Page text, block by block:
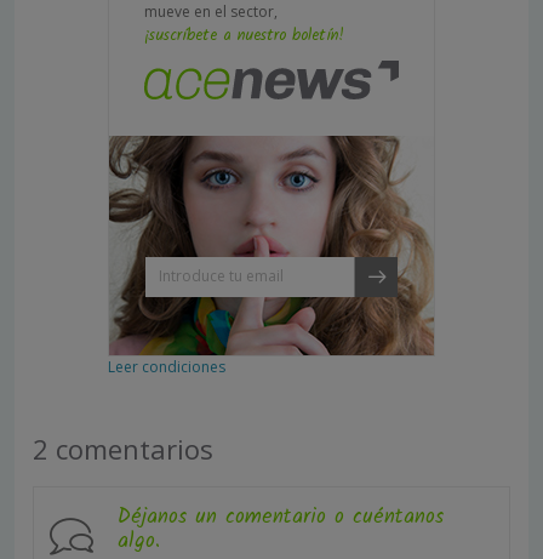
mueve en el sector,
¡suscríbete a nuestro boletín!
Leer condiciones
2 comentarios
Déjanos un comentario o cuéntanos
algo.